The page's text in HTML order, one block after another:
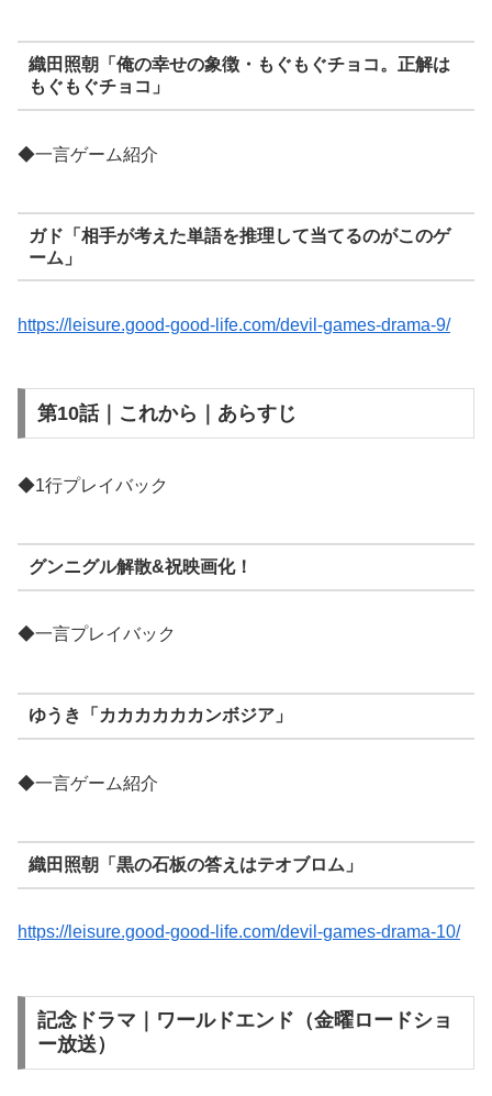
織田照朝「俺の幸せの象徴・もぐもぐチョコ。正解は
もぐもぐチョコ」
◆一言ゲーム紹介
ガド「相手が考えた単語を推理して当てるのがこのゲ
ーム」
https://leisure.good-good-life.com/devil-games-drama-9/
第10話｜これから｜あらすじ
◆1行プレイバック
グンニグル解散&祝映画化！
◆一言プレイバック
ゆうき「カカカカカカンボジア」
◆一言ゲーム紹介
織田照朝「黒の石板の答えはテオブロム」
https://leisure.good-good-life.com/devil-games-drama-10/
記念ドラマ｜ワールドエンド（金曜ロードショ
ー放送）